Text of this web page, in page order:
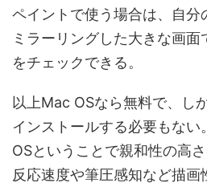
ペイントで使う場合は、自分
ミラーリングした大きな画
をチェックできる。
以上Mac OSなら無料で、し
インストールする必要もな
OSということで親和性の高
反応速度や筆圧感知など描画